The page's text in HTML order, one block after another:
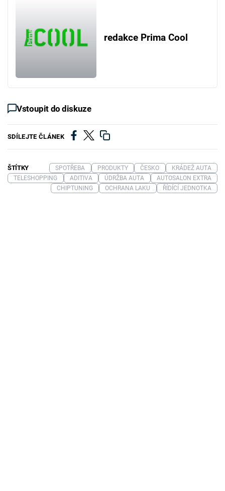
redakce Prima Cool
Vstoupit do diskuze
SDÍLEJTE ČLÁNEK
ŠTÍTKY SPOTŘEBA PRODUKTY ČESKO
KRÁDEŽ AUTA
TELESHOPPING
ADITIVA ÚDRŽBA AUTA
AUTOSALON EXTRA
CHIPTUNING
OCHRANA LAKU ŘÍDÍCÍ JEDNOTKA